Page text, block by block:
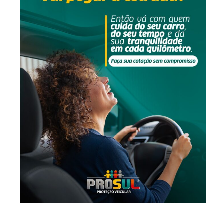
-Anúncio-